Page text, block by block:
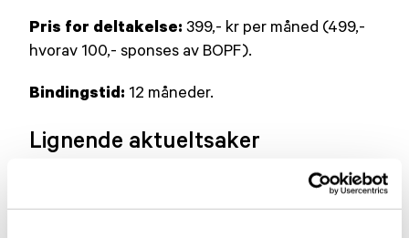
Pris for deltakelse:399,- kr per måned (499,-
hvorav 100,- sponses av BOPF).
Bindingstid: 12 måneder.
Lignende aktueltsaker